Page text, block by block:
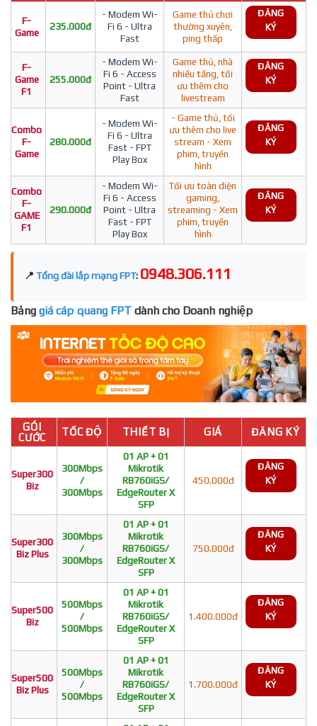
F-
Game
235.000đ
- Modem Wi-
Fi 6 - Ultra
Fast
Game thủ chơi
thường xuyên,
ping thấp
ĐĂNG
KÝ
F-
Game
F1
255.000đ
- Modem Wi-
Fi 6 - Access
Point - Ultra
Fast
Game thủ, nhà
nhiều tầng, tối
ưu thêm cho
livestream
ĐĂNG
KÝ
Combo
F-
Game
280.000đ
- Modem Wi-
Fi 6 - Ultra
Fast - FPT
Play Box
- Game thủ, tối
ưu thêm cho live
stream - Xem
phim, truyền
hình
ĐĂNG
KÝ
Combo
F-
GAME
F1
290.000đ
- Modem Wi-
Fi 6 - Access
Point - Ultra
Fast - FPT
Play Box
Tối ưu toàn diện
gaming,
streaming - Xem
phim, truyền
hình
ĐĂNG
KÝ
📍 Tổng đài lắp mạng FPT: 0948.306.111
Bảng giá cáp quang FPT dành cho Doanh nghiệp
GÓI
CƯỚC
TỐC ĐỘ THIẾT BỊ GIÁ ĐĂNG KÝ
Super300
Biz
300Mbps
/
300Mbps
01 AP + 01
Mikrotik
RB760iGS/
EdgeRouter X
SFP
450.000đ
ĐĂNG
KÝ
Super300
Biz Plus
300Mbps
/
300Mbps
01 AP + 01
Mikrotik
RB760iGS/
EdgeRouter X
SFP
750.000đ
ĐĂNG
KÝ
Super500
Biz
500Mbps
/
500Mbps
01 AP + 01
Mikrotik
RB760iGS/
EdgeRouter X
SFP
1.400.000đ
ĐĂNG
KÝ
Super500
Biz Plus
500Mbps
/
500Mbps
01 AP + 01
Mikrotik
RB760iGS/
EdgeRouter X
SFP
1.700.000đ
ĐĂNG
KÝ